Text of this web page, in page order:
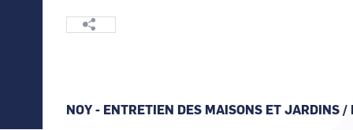
NOY - ENTRETIEN DES MAISONS ET JARDINS